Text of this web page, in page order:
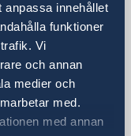
anpassa innehållet
funktioner
Vi
och annan
medier och
med.
med annan